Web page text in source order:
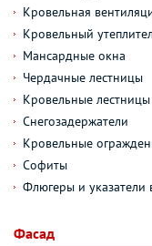
Кровельная
Кровельный
Мансардные окна
Чердачные лестницы
Кровельные лестницы
Снегозадержатели
Кровельные
Софиты
Флюгеры и указатели
Фасад